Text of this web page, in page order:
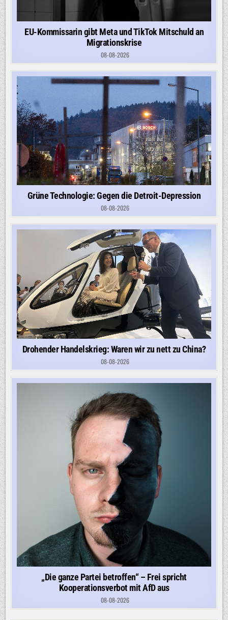
EU-Kommissarin gibt Meta und TikTok Mitschuld an
Migrationskrise
08-08-2026
Grüne Technologie: Gegen die Detroit-Depression
08-08-2026
Drohender Handelskrieg: Waren wir zu nett zu China?
08-08-2026
„Die ganze Partei betroffen“ – Frei spricht
Kooperationsverbot mit AfD aus
08-08-2026